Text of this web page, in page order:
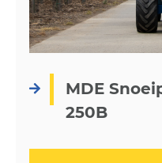
MDE
250B